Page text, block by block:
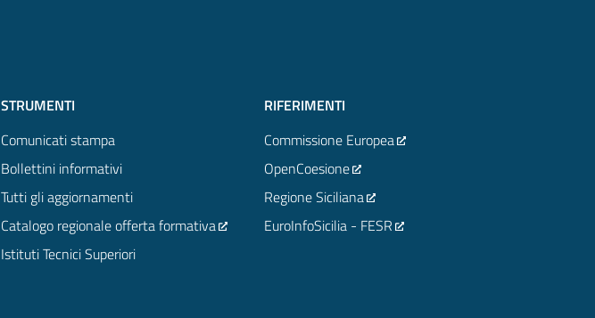
STRUMENTI
Comunicati stampa
Bollettini informativi
Tutti gli aggiornamenti
Catalogo regionale offerta formativa
Istituti Tecnici Superiori
RIFERIMENTI
Commissione Europea
OpenCoesione
Regione Siciliana
EuroInfoSicilia - FESR